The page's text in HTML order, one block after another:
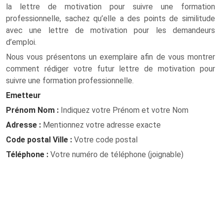
la lettre de motivation pour suivre une formation
professionnelle, sachez qu’elle a des points de similitude
avec une lettre de motivation pour les demandeurs
d’emploi.
Nous vous présentons un exemplaire afin de vous montrer
comment rédiger votre futur lettre de motivation pour
suivre une formation professionnelle.
Emetteur
Prénom Nom : Indiquez votre Prénom et votre Nom
Adresse : Mentionnez votre adresse exacte
Code postal Ville : Votre code postal
Téléphone : Votre numéro de téléphone (joignable)